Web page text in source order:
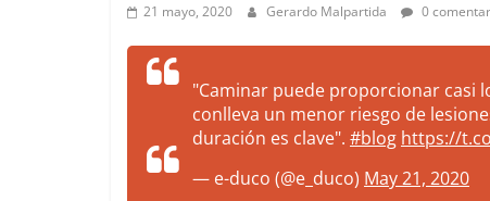
more.21 mayo, 2020 Gerardo Malpartida 0
"Caminar puede proporcionar casi
conlleva un menor riesgo de
duración es clave". #blog https://
— e-duco (@e_duco) May 21, 2020